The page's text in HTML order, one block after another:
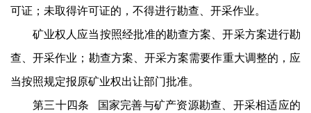
可证；未取得许可证的，不得进行勘查、开采作业。
矿业权人应当按照经批准的勘查方案、开采方案进行勘
查、开采作业；勘查方案、开采方案需要作重大调整的，应
当按照规定报原矿业权出让部门批准。
第三十四条 国家完善与矿产资源勘查、开采相适应的